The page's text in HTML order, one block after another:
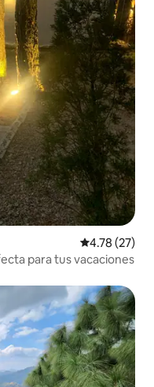
Calificación
4.78 (27)
para tus vacaciones